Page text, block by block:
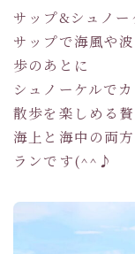
サップ&シュノー
サップで海風や
歩のあとに
シュノーケルで
散歩を楽しめる
海上と海中の両
ランです(^^♪